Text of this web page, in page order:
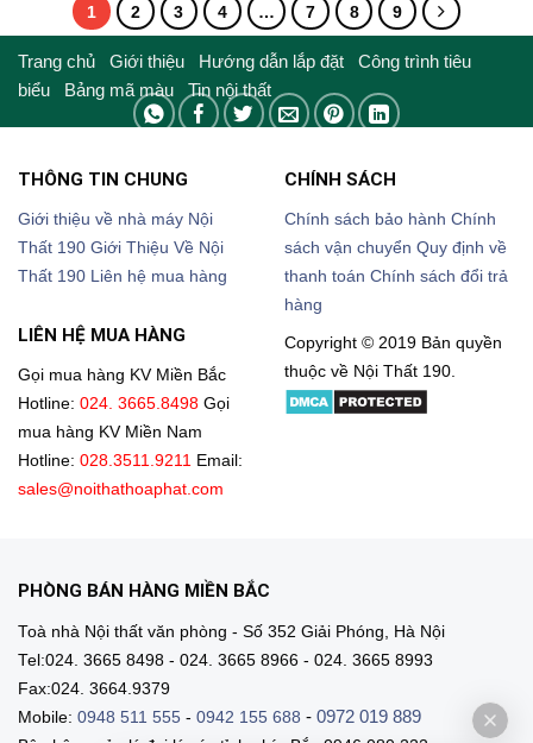
1 2 3 4 … 7 8 9
Trang chủ Giới thiệu Hướng dẫn lắp đặt Công trình tiêu
biểu
Bảng mã màu Tin nội thất
THÔNG TIN CHUNG
Giới thiệu về nhà máy Nội
Thất 190 Giới Thiệu Về Nội
Thất 190
Liên hệ mua hàng
CHÍNH SÁCH
Chính sách bảo hành Chính
sách vận chuyển Quy định về
thanh toán Chính sách đổi trả
hàng
LIÊN HỆ MUA HÀNG
Gọi mua hàng KV Miền Bắc
Hotline: 024. 3665.8498 Gọi
mua hàng KV Miền Nam
Hotline: 028.3511.9211 Email:
sales@noithathoaphat.com
Copyright © 2019 Bản quyền
thuộc về Nội Thất 190.
PHÒNG BÁN HÀNG MIỀN BẮC
Toà nhà Nội thất văn phòng - Số 352 Giải Phóng, Hà Nội
Tel:024. 3665 8498 - 024. 3665 8966 - 024. 3665 8993
Fax:024. 3664.9379
Mobile: 0948 511 555 - 0942 155 688 - 0972 019 889